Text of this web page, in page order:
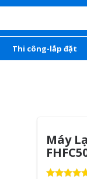
Thi công-lắp đặt
Máy